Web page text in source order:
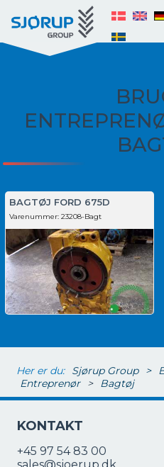
BAGTØJ FORD 675D
Varenummer: 23208-Bagt
Her er du: Sjørup Group >
Entreprenør > Bagtøj
KONTAKT
+45 97 54 83 00